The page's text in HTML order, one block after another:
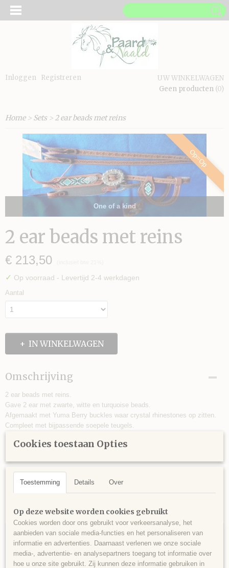
Inloggen Registreren
UW WINKELWAGEN
Geen producten (0)
Home> Sets> 2 ear beads met reins
One of a kind
Op=Op
2 ear beads met reins
€ 213,50
✓ Op voorraad - Levertijd 2-4 werkdagen
Aantal
IN WINKELWAGEN
Omschrijving
2 ear beads met reins.
Gave 2 ear met zwarte, witte en turquoise beads.
Afgemaakt met Yuma Berry buckles waar crystal rhinestones op zitten.
Compleet met bijpassende soepele teugels.
Ook interessant
Cookies toestaan Opties
Toestemming Details Over
Op deze website worden cookies gebruikt
Cookies worden door ons gebruikt voor verkeersanalyse, het
aanbieden van sociale media-functies en het personaliseren van
informatie en advertenties. Daarnaast verlenen we onze sociale
media-, advertentie- en analysepartners toegang tot informatie over
hoe u onze site gebruikt. Zij kunnen deze informatie gebruiken in